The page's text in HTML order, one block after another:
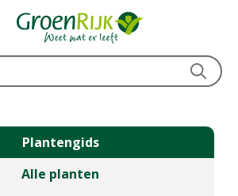
Plantengids
Alle planten